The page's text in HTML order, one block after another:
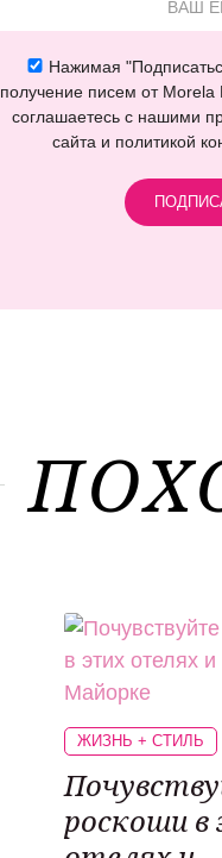
Нажимая
получение писем от
соглашаетесь с нашими
сайта и политикой
ЖИЗНЬ + СТИЛЬ
роскоши в